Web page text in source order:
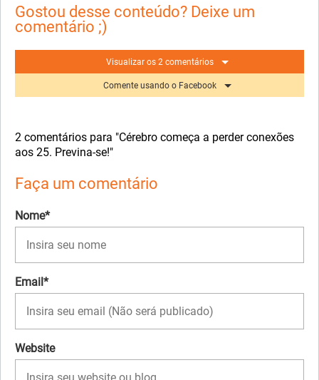
Gostou desse conteúdo? Deixe um
comentário ;)
Visualizar os 2 comentários
Comente usando o Facebook
2 comentários para "Cérebro começa a perder conexões
aos 25. Previna-se!"
Faça um comentário
Nome*
Email*
Website